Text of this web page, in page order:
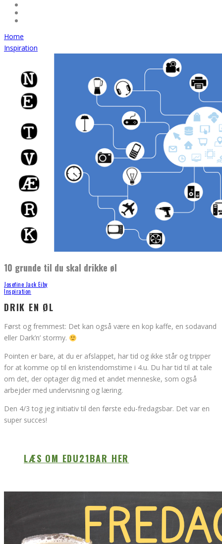
Home
Inspiration
10 grunde til du skal drikke øl
Josefine Jack Eiby
Inspiration
DRIK EN ØL
Først og fremmest: Det kan også være en kop kaffe, en sodavand
eller Dark’n’ stormy.
Pointen er bare, at du er afslappet, har tid og ikke står og tripper
for at komme op til en kristendomstime i 4.u. Du har tid til at tale
om det, der optager dig med et andet menneske, som også
arbejder med undervisning og læring.
Den 4/3 tog jeg initiativ til den første edu-fredagsbar. Det var en
super succes!
LÆS OM EDU21BAR HER